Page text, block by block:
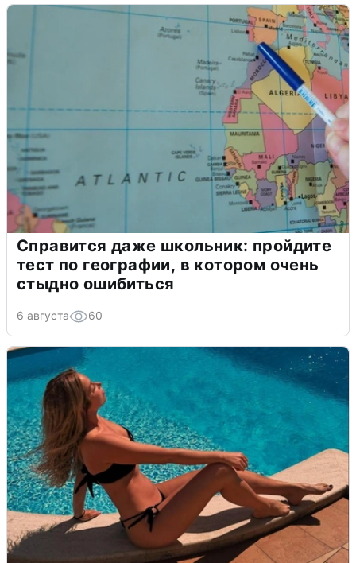
Справится даже школьник: пройдите
тест по географии, в котором очень
стыдно ошибиться
6 августа 60